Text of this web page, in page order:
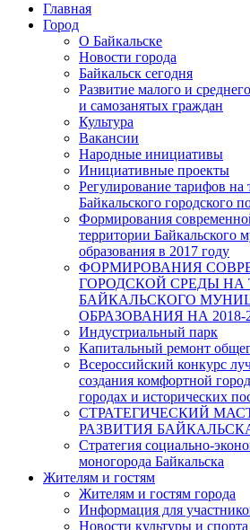
Главная
Город
О Байкальске
Новости города
Байкальск сегодня
Развитие малого и
и самозанятых граждан
Культура
Вакансии
Народные инициативы
Инициативные проекты
Регулирование тарифов на
Байкальского городского
Формирования
территории Байкальского
образования в 2017 году
ФОРМИРОВАНИЯ
ГОРОДСКОЙ СРЕДЫ НА
БАЙКАЛЬСКОГО
ОБРАЗОВАНИЯ НА 2018-
Индустриальный парк
Капитальный ремонт
Всероссийский конкурс
создания комфортной
городах и исторических
СТРАТЕГИЧЕСКИЙ
РАЗВИТИЯ
Стратегия социально-
моногорода Байкальска
Жителям и гостям
Жителям и гостям города
Информация для
Новости культуры и спорта